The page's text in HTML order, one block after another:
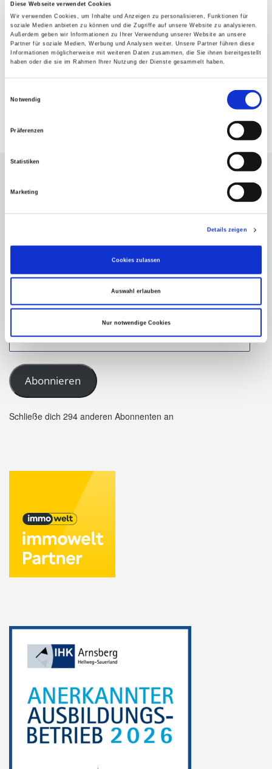
Diese Webseite verwendet Cookies
Wir verwenden Cookies, um Inhalte und Anzeigen zu personalisieren, Funktionen für
soziale Medien anbieten zu können und die Zugriffe auf unsere Website zu analysieren.
Außerdem geben wir Informationen zu Ihrer Verwendung unserer Website an unsere
Partner für soziale Medien, Werbung und Analysen weiter. Unsere Partner führen diese
Informationen möglicherweise mit weiteren Daten zusammen, die Sie ihnen bereitgestellt
haben oder die sie im Rahmen Ihrer Nutzung der Dienste gesammelt haben.
Notwendig
Präferenzen
Statistiken
Marketing
Details zeigen
Cookies zulassen
Auswahl erlauben
Nur notwendige Cookies
Besichtigungstermine außerhalb der oben genannten
Öffnungszeiten vereinbaren. Rufen Sie uns dazu bitte
unter 0291/ 9906-0 an.
E-Mail: info[at]sbg-wohnen.de
Geben Sie hier Ihre Email-Adresse an, um unser
Webangebot zu abonnieren und Benachrichtigungen über
neue Beiträge via E-Mail zu erhalten.
Abonnieren
Schließe dich 294 anderen Abonnenten an